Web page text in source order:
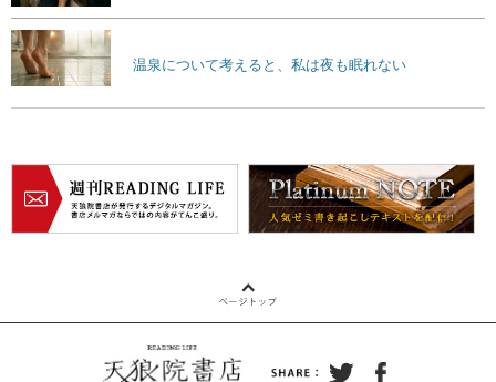
温泉について考えると、私は夜も眠れない